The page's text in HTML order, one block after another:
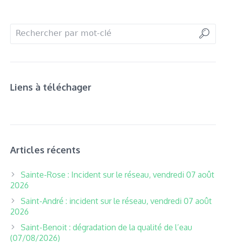
Liens à téléchager
Articles récents
Sainte-Rose : Incident sur le réseau, vendredi 07 août
2026
Saint-André : incident sur le réseau, vendredi 07 août
2026
Saint-Benoit : dégradation de la qualité de l’eau
(07/08/2026)